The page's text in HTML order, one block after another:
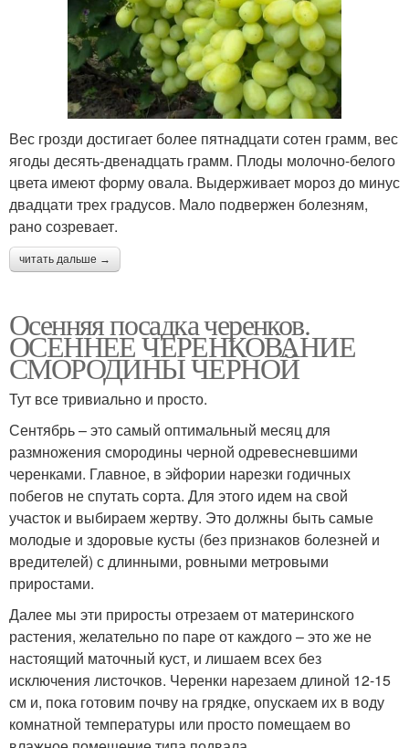
Вес грозди достигает более пятнадцати сотен грамм, вес
ягоды десять-двенадцать грамм. Плоды молочно-белого
цвета имеют форму овала. Выдерживает мороз до минус
двадцати трех градусов. Мало подвержен болезням,
рано созревает.
читать дальше →
Осенняя посадка черенков.
ОСЕННЕЕ ЧЕРЕНКОВАНИЕ
СМОРОДИНЫ ЧЕРНОЙ
Тут все тривиально и просто.
Сентябрь – это самый оптимальный месяц для
размножения смородины черной одревесневшими
черенками. Главное, в эйфории нарезки годичных
побегов не спутать сорта. Для этого идем на свой
участок и выбираем жертву. Это должны быть самые
молодые и здоровые кусты (без признаков болезней и
вредителей) с длинными, ровными метровыми
приростами.
Далее мы эти приросты отрезаем от материнского
растения, желательно по паре от каждого – это же не
настоящий маточный куст, и лишаем всех без
исключения листочков. Черенки нарезаем длиной 12-15
см и, пока готовим почву на грядке, опускаем их в воду
комнатной температуры или просто помещаем во